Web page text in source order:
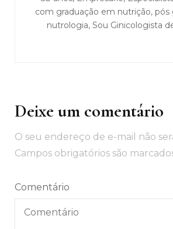
com graduação em nutrição, pós
nutrologia, Sou Ginicologista
Deixe um comentário
O seu endereço de e-mail não
Campos obrigatórios são
Comentário